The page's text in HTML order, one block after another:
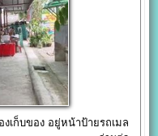
เก็บของ อยู่หน้าป้ายรถเมล